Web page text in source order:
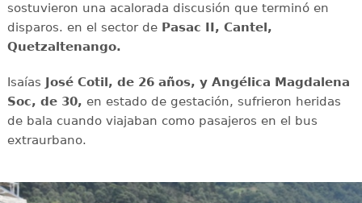
sostuvieron una acalorada discusión que terminó en
disparos. en el sector de Pasac II, Cantel,
Quetzaltenango.
Isaías José Cotil, de 26 años, y Angélica Magdalena
Soc, de 30, en estado de gestación, sufrieron heridas
de bala cuando viajaban como pasajeros en el bus
extraurbano.